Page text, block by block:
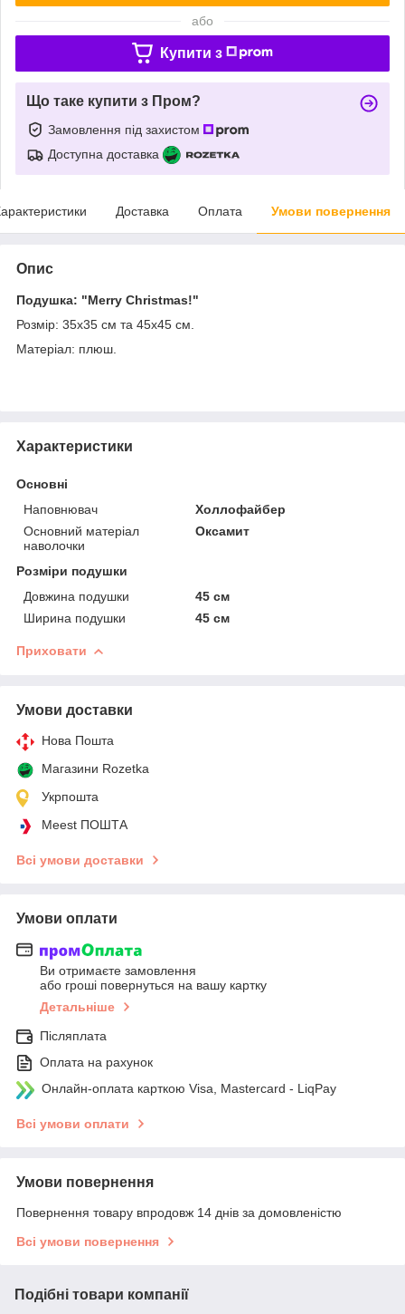
або
Купити з
Що таке купити з Пром?
Замовлення під захистом
Доступна доставка
Доставка Оплата Умови повернення
Опис
Подушка: "Merry Christmas!"
Розмір: 35х35 см та 45х45 см.
Матеріал: плюш.
Характеристики
Основні
Наповнювач
Холлофайбер
Основний матеріал
наволочки
Оксамит
Розміри подушки
Довжина подушки
45 см
Ширина подушки
45 см
Приховати
Умови доставки
Нова Пошта
Магазини Rozetka
Укрпошта
Meest ПОШТА
Всі умови доставки
Умови оплати
Ви отримаєте замовлення
або гроші повернуться на вашу картку
Детальніше
Післяплата
Оплата на рахунок
Онлайн-оплата карткою Visa, Mastercard - LiqPay
Всі умови оплати
Умови повернення
Повернення товару впродовж 14 днів за домовленістю
Всі умови повернення
Подібні товари компанії